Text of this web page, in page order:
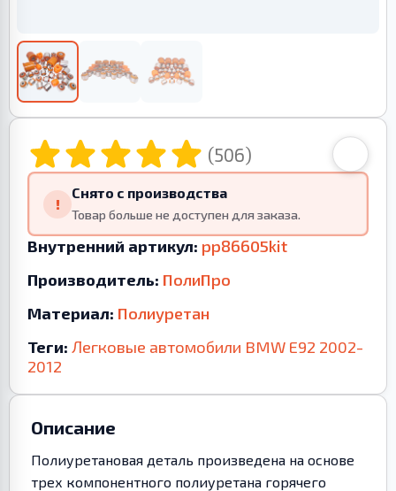
(506)
!
Снято с производства
Товар больше не доступен для заказа.
Внутренний артикул: pp86605kit
Производитель: ПолиПро
Материал: Полиуретан
Теги: Легковые автомобили BMW E92 2002-
2012
Описание
Полиуретановая деталь произведена на основе
трех компонентного полиуретана горячего